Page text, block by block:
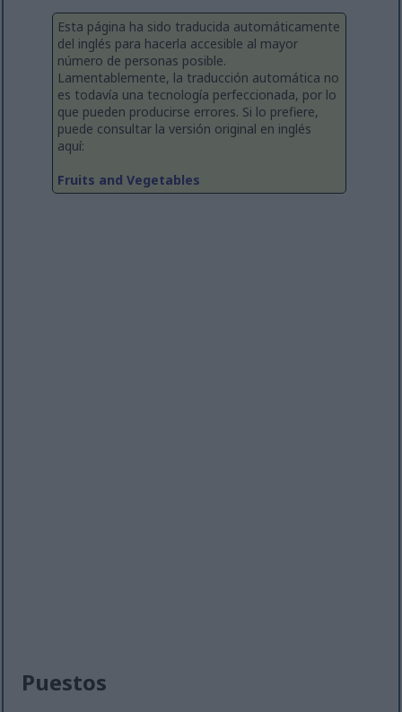
Esta página ha sido traducida automáticamente
del inglés para hacerla accesible al mayor
número de personas posible.
Lamentablemente, la traducción automática no
es todavía una tecnología perfeccionada, por lo
que pueden producirse errores. Si lo prefiere,
puede consultar la versión original en inglés
aquí:
Fruits and Vegetables
Puestos